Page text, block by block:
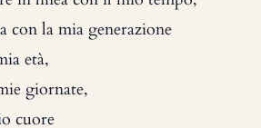
con la mia generazione
età,
giornate,
cuore